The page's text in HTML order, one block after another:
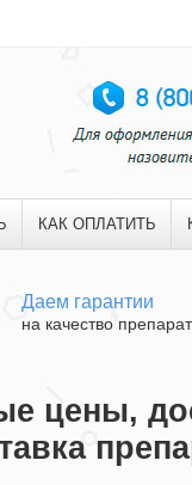
КАК ОПЛАТИТЬ
Даем гарантии
на качество
цены,